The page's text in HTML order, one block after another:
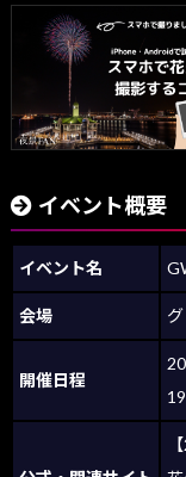
イベント概要
イベント名
会場
開催日程